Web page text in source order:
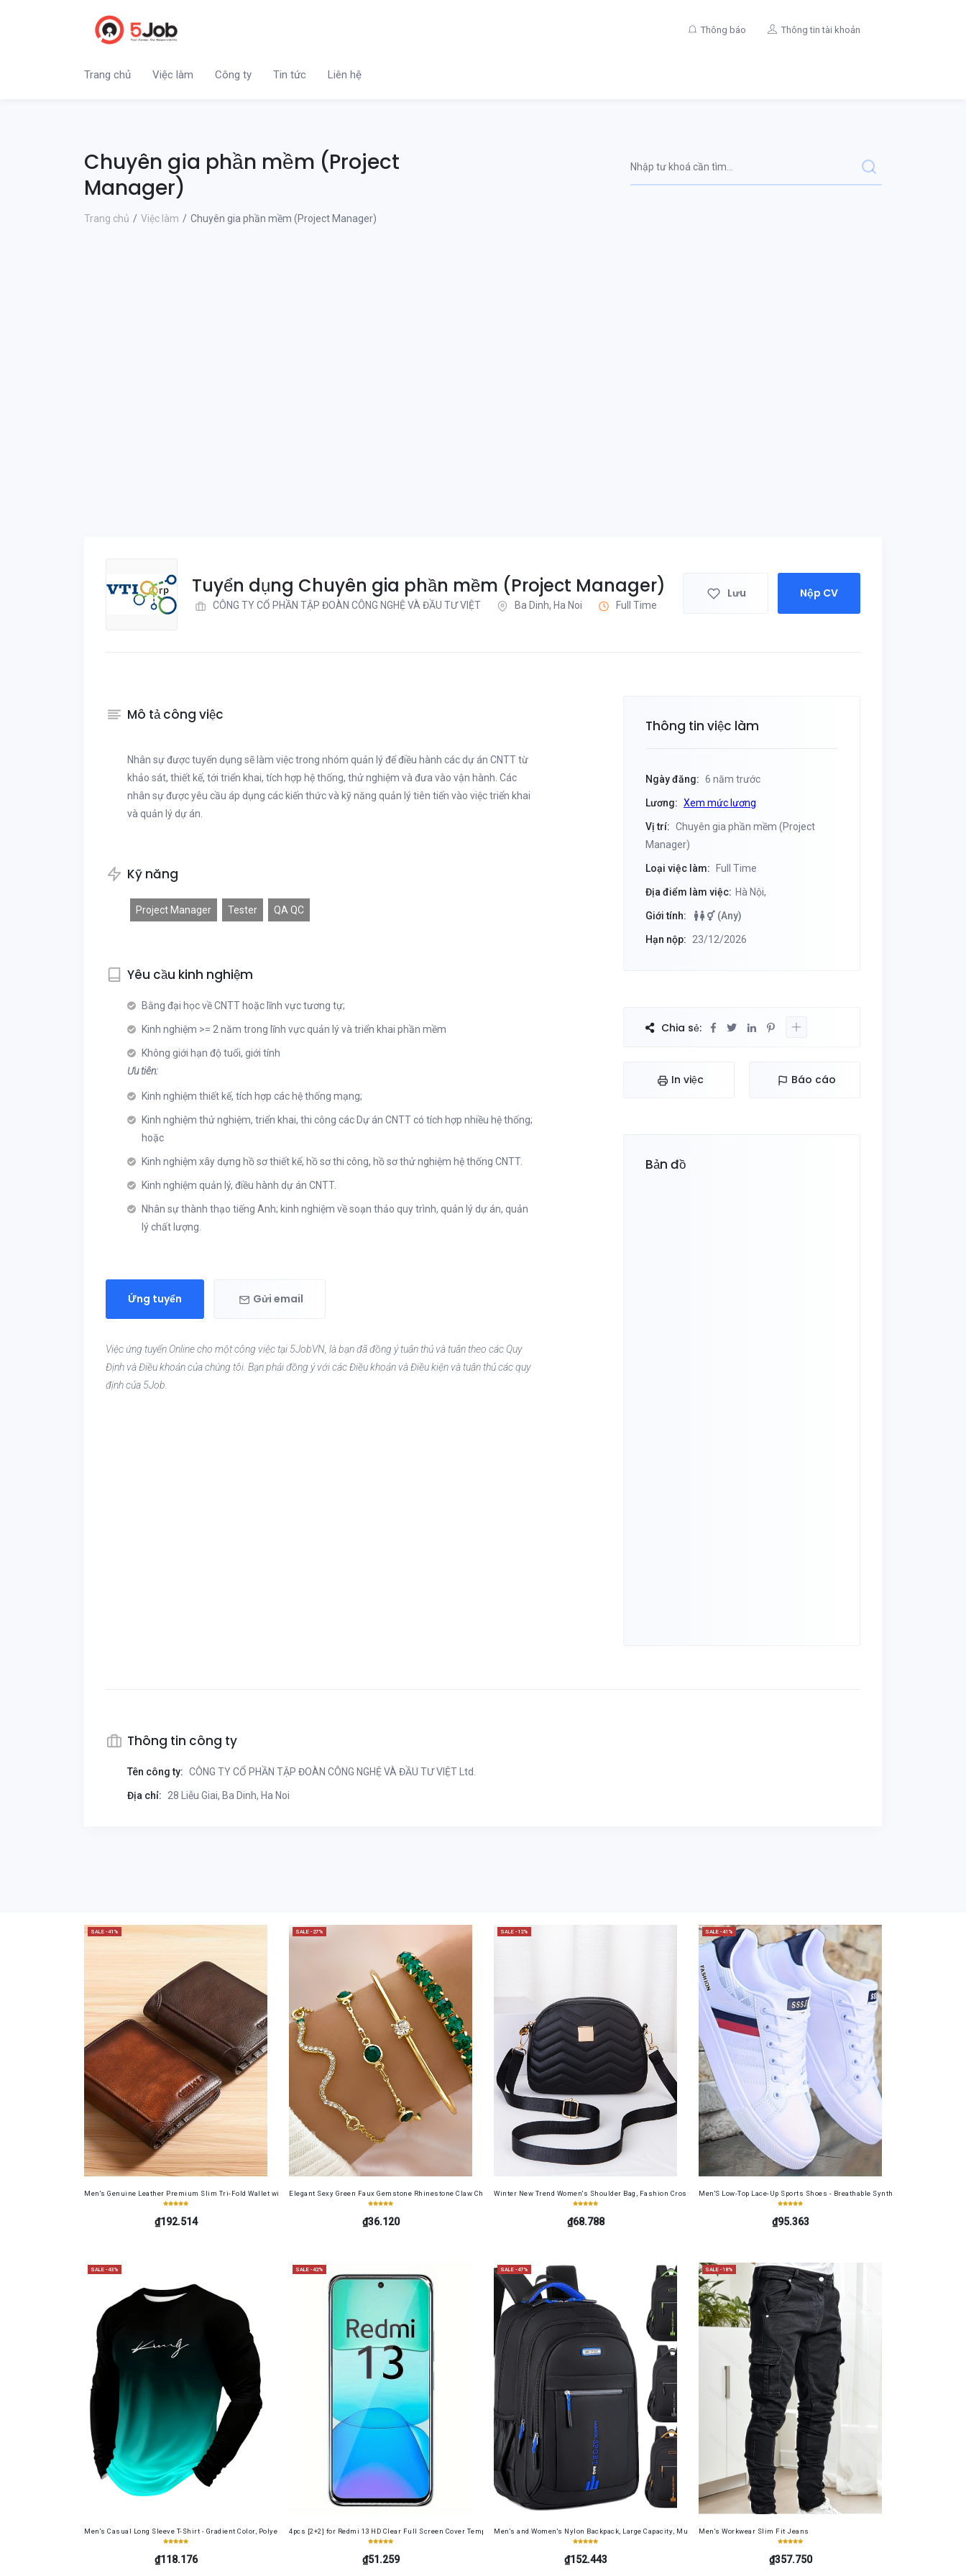
Thông báo Thông tin tài khoản
Trang chủ Việc làm Công ty Tin tức Liên hệ
Chuyên gia phần mềm (Project
Manager)
Trang chủ Việc làm Chuyên gia phần mềm (Project Manager)
Tuyển dụng Chuyên gia phần mềm (Project Manager)
CÔNG TY CỔ PHẦN TẬP ĐOÀN CÔNG NGHỆ VÀ ĐẦU TƯ VIỆT Ba Dinh, Ha Noi Full Time
Lưu Nộp CV
Mô tả công việc
Nhân sự được tuyển dụng sẽ làm việc trong nhóm quản lý để điều hành các dự án CNTT từ
khảo sát, thiết kế, tới triển khai, tích hợp hệ thống, thử nghiệm và đưa vào vận hành. Các
nhân sự được yêu cầu áp dụng các kiến thức và kỹ năng quản lý tiên tiến vào việc triển khai
và quản lý dự án.
Kỹ năng
Project Manager Tester QA QC
Yêu cầu kinh nghiệm
Bằng đại học về CNTT hoặc lĩnh vực tương tự;
Kinh nghiệm >= 2 năm trong lĩnh vực quản lý và triển khai phần mềm
Không giới hạn độ tuổi, giới tính
Ưu tiên:
Kinh nghiệm thiết kế, tích hợp các hệ thống mạng;
Kinh nghiệm thử nghiệm, triển khai, thi công các Dự án CNTT có tích hợp nhiều hệ thống;
hoặc
Kinh nghiệm xây dựng hồ sơ thiết kế, hồ sơ thi công, hồ sơ thử nghiệm hệ thống CNTT.
Kinh nghiệm quản lý, điều hành dự án CNTT.
Nhân sự thành thạo tiếng Anh; kinh nghiệm về soạn thảo quy trình, quản lý dự án, quản
lý chất lượng.
Ứng tuyển Gửi email
Việc ứng tuyển Online cho một công việc tại 5JobVN, là bạn đã đồng ý tuân thủ và tuân theo các Quy
Định và Điều khoản của chúng tôi. Bạn phải đồng ý với các Điều khoản và Điều kiện và tuân thủ các quy
định của 5Job.
Thông tin việc làm
Ngày đăng: 6 năm trước
Lương: Xem mức lương
Vị trí: Chuyên gia phần mềm (Project
Manager)
Loại việc làm: Full Time
Địa điểm làm việc: Hà Nội,
Giới tính: (Any)
Hạn nộp: 23/12/2026
Chia sẻ:
In việc Báo cáo
Bản đồ
Thông tin công ty
Tên công ty: CÔNG TY CỔ PHẦN TẬP ĐOÀN CÔNG NGHỆ VÀ ĐẦU TƯ VIỆT Ltd.
Địa chỉ: 28 Liễu Giai, Ba Dinh, Ha Noi
SALE -41%
Men's Genuine Leather Premium Slim Tri-Fold Wallet with Driver's License Card Holder, Top-Grain Cowhide, Large Capacity, RFID Blocking Credit Card Holder, Portable Cash Wallet for Work, Business, Commuting, Office, Anniversary, Couples
₫192.514
SALE -27%
Elegant Sexy Green Faux Gemstone Rhinestone Claw Chain Snake-Shaped Bracelet Open Bangle 4pcs Set
₫36.120
SALE -12%
Winter New Trend Women's Shoulder Bag, Fashion Crossbody Bag for Daily Use, Fits Phone and Cosmetics, Square Bag
₫68.788
SALE -41%
Men'S Low-Top Lace-Up Sports Shoes - Breathable Synthetic Material,
₫95.363
SALE -43%
Men's Casual Long Sleeve T-Shirt - Gradient Color, Polyester, Machine Washable, Round Neck, Letter Print Design
₫118.176
SALE -42%
4pcs [2+2] for Redmi 13 HD Clear Full Screen Cover Tempered Glass Screen Protector Film+ Camera Lens Soft Film 4in1 for Redmi 13 4G
₫51.259
SALE -47%
Men's and Women's Nylon Backpack, Large Capacity, Multi-functional, Wear-resistant, Laptop Bag, for Commuting, Short Trips, and
₫152.443
SALE -18%
Men's Workwear Slim Fit Jeans
₫357.750